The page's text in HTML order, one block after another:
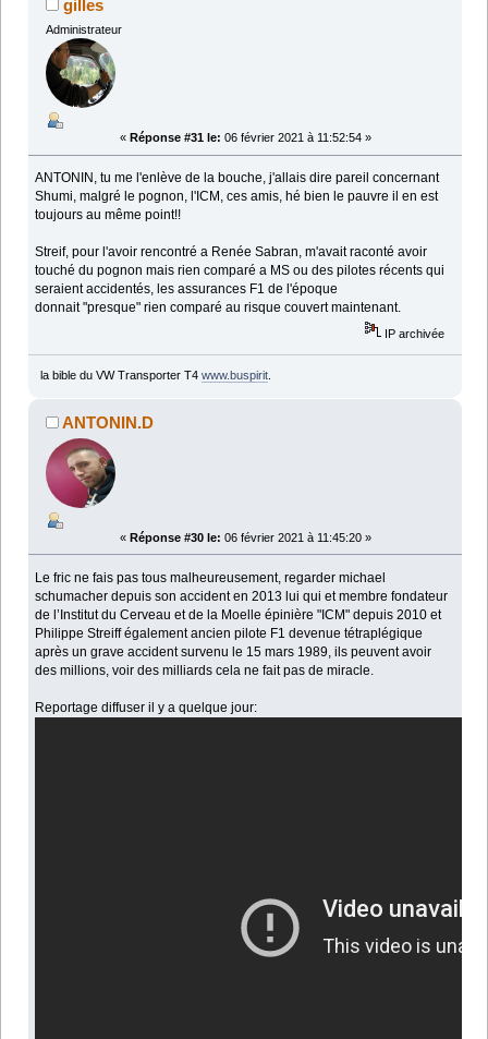
gilles
Administrateur
« Réponse #31 le: 06 février 2021 à 11:52:54 »
ANTONIN, tu me l'enlève de la bouche, j'allais dire pareil concernant
Shumi, malgré le pognon, l'ICM, ces amis, hé bien le pauvre il en est
toujours au même point!!
Streif, pour l'avoir rencontré a Renée Sabran, m'avait raconté avoir
touché du pognon mais rien comparé a MS ou des pilotes récents qui
seraient accidentés, les assurances F1 de l'époque
donnait "presque" rien comparé au risque couvert maintenant.
IP archivée
la bible du VW Transporter T4 www.buspirit.
ANTONIN.D
« Réponse #30 le: 06 février 2021 à 11:45:20 »
Le fric ne fais pas tous malheureusement, regarder michael
schumacher depuis son accident en 2013 lui qui et membre fondateur
de l’Institut du Cerveau et de la Moelle épinière "ICM" depuis 2010 et
Philippe Streiff également ancien pilote F1 devenue tétraplégique
après un grave accident survenu le 15 mars 1989, ils peuvent avoir
des millions, voir des milliards cela ne fait pas de miracle.
Reportage diffuser il y a quelque jour: